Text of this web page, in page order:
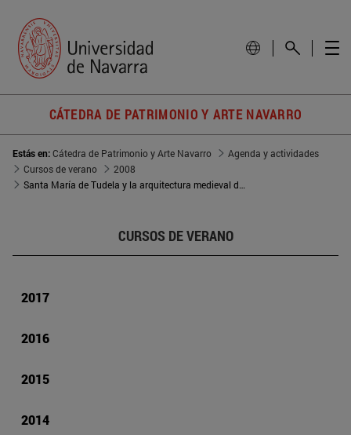
CÁTEDRA DE PATRIMONIO Y ARTE NAVARRO
Estás en:Cátedra de Patrimonio y Arte Navarro
Agenda y actividades
Cursos de verano
2008
Santa María de Tudela y la arquitectura medieval del Valle del Ebro
CURSOS DE VERANO
2017
2016
2015
2014